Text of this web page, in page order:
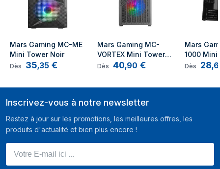
Emplacement
d'alimentation
d'alimentation pris
en charge
Tailles de disques
2.5,3.5"
Design
Format
Mars Gaming MC-ME
Mini Tower Noir
Dès 35,35 €
Mars Gaming MC-
VORTEX Mini Tower
Noir
Dès 40,90 €
Mars
1000 Mini
Dès 28,
Inscrivez-vous à notre newsletter
Restez à jour sur les promotions, les meilleures offres, les
produits d'actualité et bien plus encore !